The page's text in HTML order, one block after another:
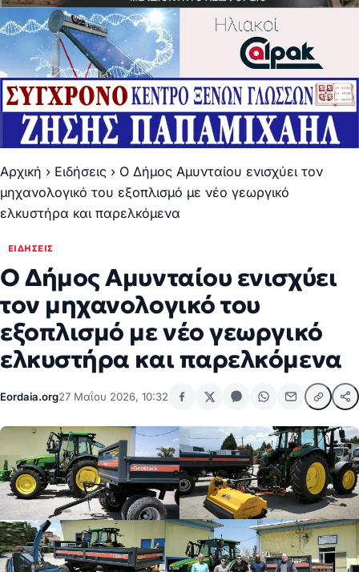
Αρχική › Ειδήσεις › Ο Δήμος Αμυνταίου ενισχύει τον
μηχανολογικό του εξοπλισμό με νέο γεωργικό
ελκυστήρα και παρελκόμενα
ΕΙΔΉΣΕΙΣ
Ο Δήμος Αμυνταίου ενισχύει
τον μηχανολογικό του
εξοπλισμό με νέο γεωργικό
ελκυστήρα και παρελκόμενα
Eordaia.org27 Μαΐου 2026, 10:32